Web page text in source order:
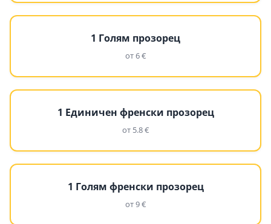
1 Голям прозорец
от 6 €
1 Единичен френски прозорец
от 5.8 €
1 Голям френски прозорец
от 9 €